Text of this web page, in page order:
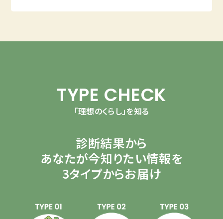
TYPE CHECK
「理想のくらし」を知る
診断結果から
あなたが今知りたい情報を
3タイプからお届け